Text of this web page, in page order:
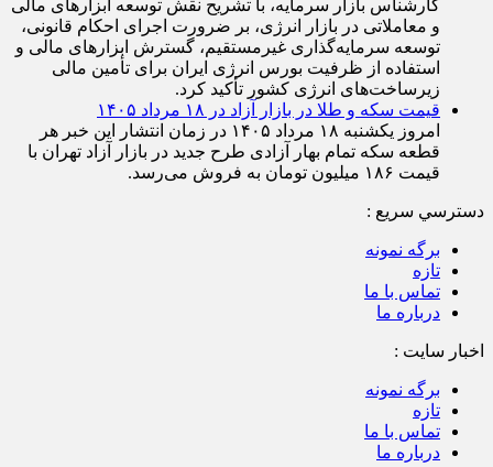
کارشناس بازار سرمایه، با تشریح نقش توسعه ابزار‌های مالی
و معاملاتی در بازار انرژی، بر ضرورت اجرای احکام قانونی،
توسعه سرمایه‌گذاری غیرمستقیم، گسترش ابزار‌های مالی و
استفاده از ظرفیت بورس انرژی ایران برای تأمین مالی
زیرساخت‌های انرژی کشور تأکید کرد.
قیمت سکه و طلا در بازار آزاد در ۱۸ مرداد ۱۴۰۵
امروز یکشنبه ۱۸ مرداد ۱۴۰۵ در زمان انتشار این خبر هر
قطعه سکه تمام بهار آزادی طرح جدید در بازار آزاد تهران با
قیمت ۱۸۶ میلیون تومان به فروش می‌رسد.
دسترسي سريع :
برگه نمونه
تازه
تماس با ما
درباره ما
اخبار سایت :
برگه نمونه
تازه
تماس با ما
درباره ما